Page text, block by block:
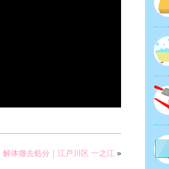
解体撤去処分｜江戸川区 一之江 »